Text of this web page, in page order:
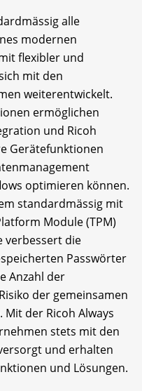
alle
modernen
flexibler und
mit den
weiterentwickelt.
ermöglichen
und Ricoh
Gerätefunktionen
optimieren können.
standardmässig mit
Module (TPM)
verbessert die
Passwörter
Anzahl der
der gemeinsamen
der Ricoh Always
stets mit den
und erhalten
und Lösungen.